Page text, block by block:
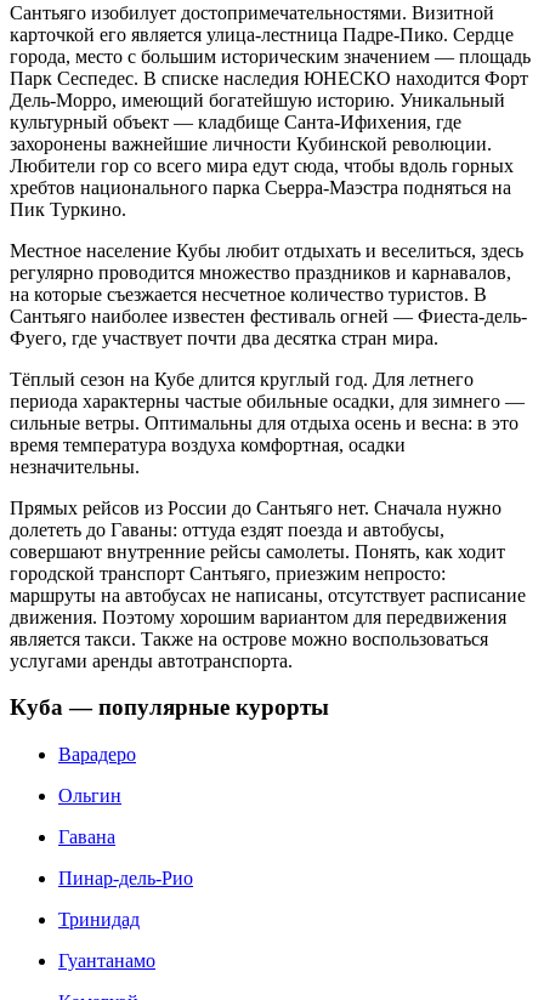
Сантьяго изобилует достопримечательностями. Визитной
карточкой его является улица-лестница Падре-Пико. Сердце
города, место с большим историческим значением — площадь
Парк Сеспедес. В списке наследия ЮНЕСКО находится Форт
Дель-Морро, имеющий богатейшую историю. Уникальный
культурный объект — кладбище Санта-Ифихения, где
захоронены важнейшие личности Кубинской революции.
Любители гор со всего мира едут сюда, чтобы вдоль горных
хребтов национального парка Сьерра-Маэстра подняться на
Пик Туркино.
Местное население Кубы любит отдыхать и веселиться, здесь
регулярно проводится множество праздников и карнавалов,
на которые съезжается несчетное количество туристов. В
Сантьяго наиболее известен фестиваль огней — Фиеста-дель-
Фуего, где участвует почти два десятка стран мира.
Тёплый сезон на Кубе длится круглый год. Для летнего
периода характерны частые обильные осадки, для зимнего —
сильные ветры. Оптимальны для отдыха осень и весна: в это
время температура воздуха комфортная, осадки
незначительны.
Прямых рейсов из России до Сантьяго нет. Сначала нужно
долететь до Гаваны: оттуда ездят поезда и автобусы,
совершают внутренние рейсы самолеты. Понять, как ходит
городской транспорт Сантьяго, приезжим непросто:
маршруты на автобусах не написаны, отсутствует расписание
движения. Поэтому хорошим вариантом для передвижения
является такси. Также на острове можно воспользоваться
услугами аренды автотранспорта.
Куба — популярные курорты
Варадеро
Ольгин
Гавана
Пинар-дель-Рио
Тринидад
Гуантанамо